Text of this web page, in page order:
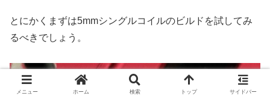
とにかくまずは5mmシングルコイルのビルドを試してみ
るべきでしょう。
メニュー ホーム 検索 トップ サイドバー